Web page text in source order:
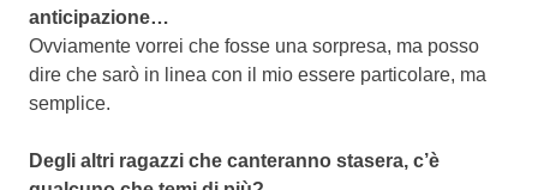
anticipazione…
Ovviamente vorrei che fosse una sorpresa, ma posso
dire che sarò in linea con il mio essere particolare, ma
semplice.
Degli altri ragazzi che canteranno stasera, c’è